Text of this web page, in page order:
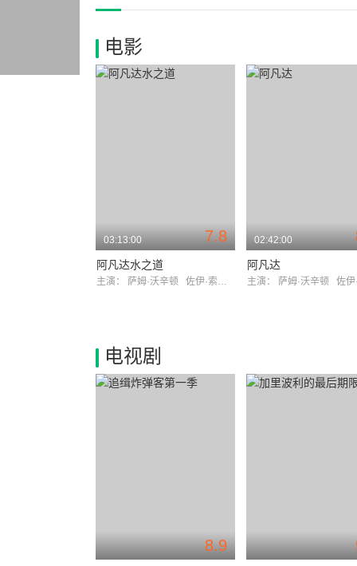
电影
7.8
03:13:00
阿凡达水之道
主演： 萨姆·沃辛顿 佐伊·索尔达娜
02:42:00
阿凡达
主演： 萨姆·沃辛顿 佐伊·索
电视剧
8.9